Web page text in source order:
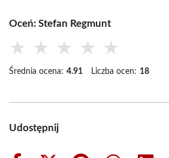
Oceń: Stefan Regmunt
★ ★ ★ ★ ★
Średnia ocena: 4.91 Liczba ocen: 18
Udostępnij